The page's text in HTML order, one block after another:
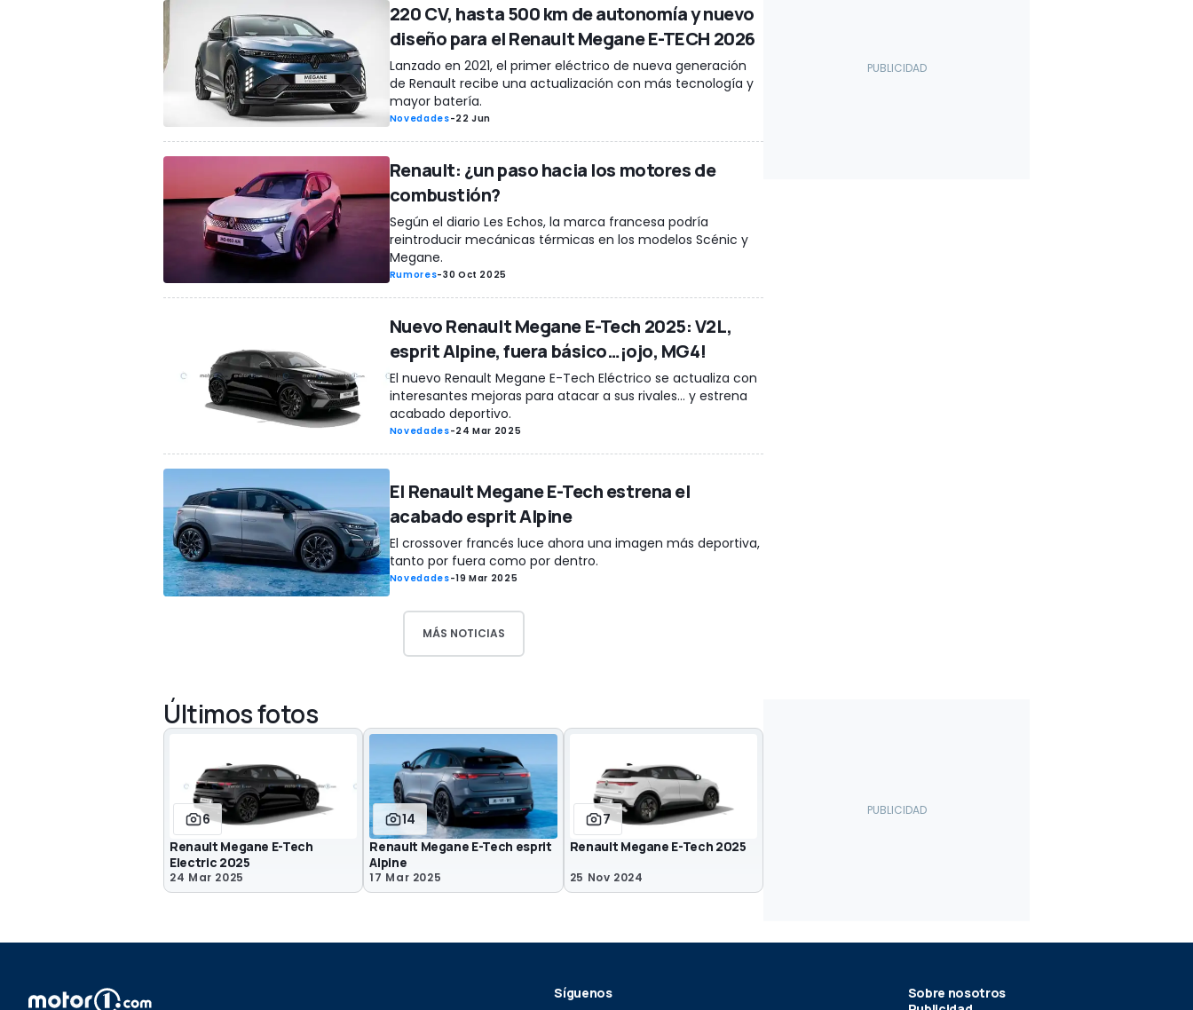
220 CV, hasta 500 km de autonomía y nuevo
diseño para el Renault Megane E-TECH 2026
Lanzado en 2021, el primer eléctrico de nueva generación
de Renault recibe una actualización con más tecnología y
mayor batería.
Novedades-22 Jun
Renault: ¿un paso hacia los motores de
combustión?
Según el diario Les Echos, la marca francesa podría
reintroducir mecánicas térmicas en los modelos Scénic y
Megane.
Rumores-30 Oct 2025
Nuevo Renault Megane E-Tech 2025: V2L,
esprit Alpine, fuera básico…¡ojo, MG4!
El nuevo Renault Megane E-Tech Eléctrico se actualiza con
interesantes mejoras para atacar a sus rivales… y estrena
acabado deportivo.
Novedades-24 Mar 2025
El Renault Megane E-Tech estrena el
acabado esprit Alpine
El crossover francés luce ahora una imagen más deportiva,
tanto por fuera como por dentro.
Novedades-19 Mar 2025
MÁS NOTICIAS
Últimos fotos
6
Renault Megane E-Tech
Electric 2025
24 Mar 2025
14
Renault Megane E-Tech esprit
Alpine
17 Mar 2025
7
Renault Megane E-Tech 2025
25 Nov 2024
Síguenos
Sobre nosotros